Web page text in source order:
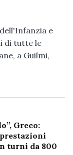
e
di tutte le
a Guilmi,
Greco:
turni da 800